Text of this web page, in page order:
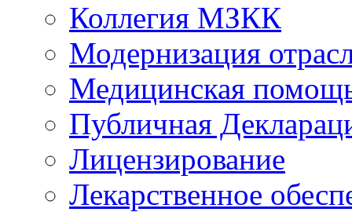
Коллегия МЗКК
Модернизация
Медицинская
Публичная
Лицензирование
Лекарственное